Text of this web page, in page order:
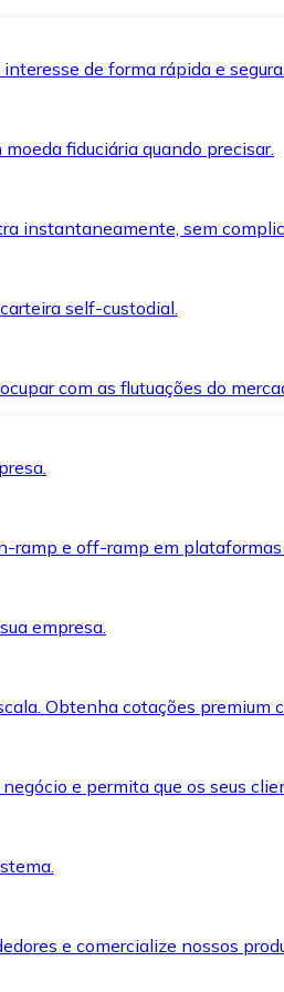
de forma rápida e segura.
fiduciária quando precisar.
instantaneamente, sem
self-custodial.
com as flutuações do
ramp e off-ramp em
empresa.
Obtenha cotações premium
e permita que os seus
e comercialize nossos